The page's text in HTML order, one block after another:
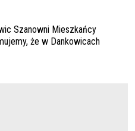
Szanowni Mieszkańcy
że w Dankowicach